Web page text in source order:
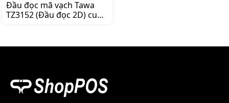
Đầu đọc mã vạch Tawa
TZ3152 (Đầu đọc 2D) cung
cho một loạt các ứng
tưởng cho các cửa hàng
bán lẻ tầm trung, bao